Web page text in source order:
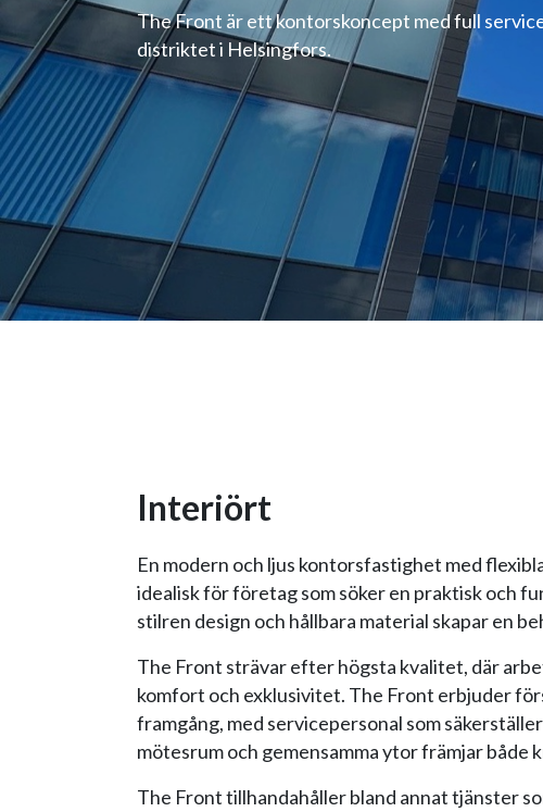
The Front är ett kontorskoncept med full
distriktet i Helsingfors.
Interiört
En modern och ljus kontorsfastighet med
idealisk för företag som söker en praktisk och
stilren design och hållbara material skapar en
The Front strävar efter högsta kvalitet, där
komfort och exklusivitet. The Front erbjuder
framgång, med servicepersonal som
mötesrum och gemensamma ytor främjar både
The Front tillhandahåller bland annat tjänster